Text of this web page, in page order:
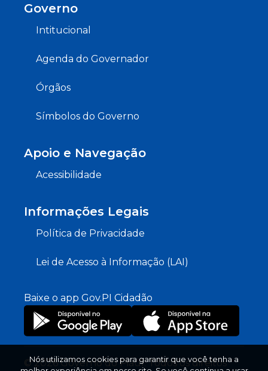
Governo
Intitucional
Agenda do Governador
Órgãos
Símbolos do Governo
Apoio e Navegação
Acessibilidade
Informações Legais
Política de Privacidade
Lei de Acesso à Informação (LAI)
Baixe o app Gov.PI Cidadão
© 2026 Governo do Piauí. Todos os direitos
Nós utilizamos cookies para garantir que você tenha a